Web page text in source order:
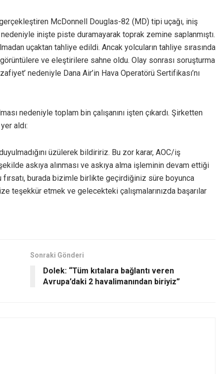
McDonnell Douglas-82 (MD) tipi uçağı, iniş
nedeniyle inişte piste duramayarak toprak zemine saplanmıştı.
uçaktan tahliye edildi. Ancak yolcuların tahliye sırasında
ve eleştirilere sahne oldu. Olay sonrası soruşturma
nedeniyle Dana Air’in Hava Operatörü Sertifikası’nı
nedeniyle toplam bin çalışanını işten çıkardı. Şirketten
aldı:
üzülerek bildiririz. Bu zor karar, AOC/iş
askıya alınması ve askıya alma işleminin devam ettiği
burada bizimle birlikte geçirdiğiniz süre boyunca
teşekkür etmek ve gelecekteki çalışmalarınızda başarılar
Sonraki Gönderi
Dolek: “Tüm kıtalara bağlantı veren
Avrupa’daki 2 havalimanından biriyiz”